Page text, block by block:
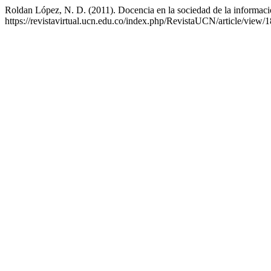
Roldan López, N. D. (2011). Docencia en la sociedad de la
https://revistavirtual.ucn.edu.co/index.php/RevistaUCN/article/view/